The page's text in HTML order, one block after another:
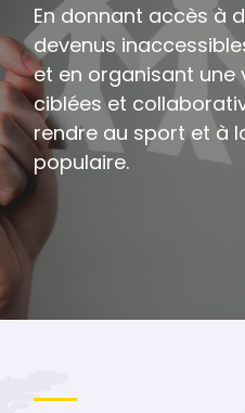
En donnant accès à
devenus
et en organisant une
ciblées et
rendre au sport et à
populaire.